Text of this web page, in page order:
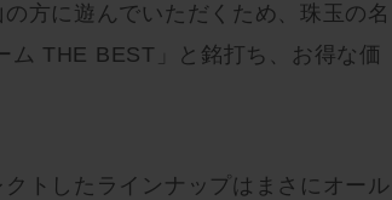
方に遊んでいただくため、珠玉の名
THE BEST」と銘打ち、お得な価
トしたラインナップはまさにオール